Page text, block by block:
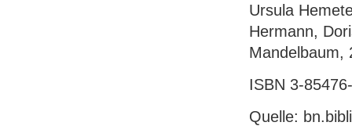
Ursula
Hermann,
Mandelbaum,
ISBN 3-
Quelle: